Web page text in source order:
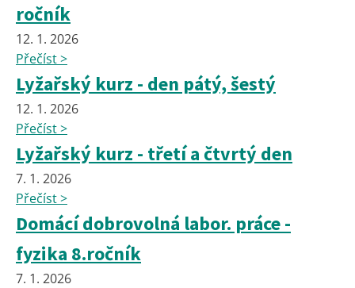
ročník
12. 1. 2026
Přečíst >
Lyžařský kurz - den pátý, šestý
12. 1. 2026
Přečíst >
Lyžařský kurz - třetí a čtvrtý den
7. 1. 2026
Přečíst >
Domácí dobrovolná labor. práce -
fyzika 8.ročník
7. 1. 2026